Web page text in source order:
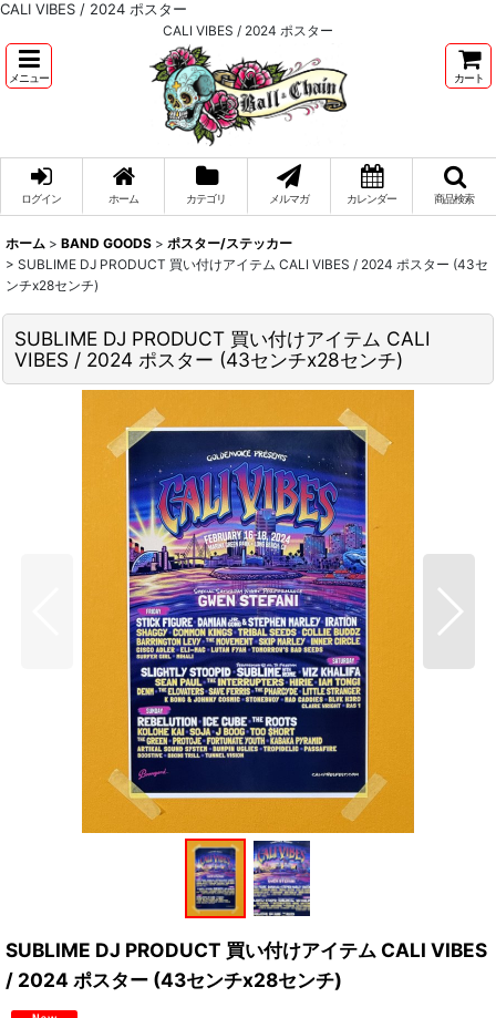
CALI VIBES / 2024 ポスター
CALI VIBES / 2024 ポスター
メニュー カート
ログイン ホーム カテゴリ メルマガ カレンダー 商品検索
ホーム > BAND GOODS > ポスター/ステッカー
> SUBLIME DJ PRODUCT 買い付けアイテム CALI VIBES / 2024 ポスター (43セ
ンチx28センチ)
SUBLIME DJ PRODUCT 買い付けアイテム CALI
VIBES / 2024 ポスター (43センチx28センチ)
SUBLIME DJ PRODUCT 買い付けアイテム CALI VIBES
/ 2024 ポスター (43センチx28センチ)